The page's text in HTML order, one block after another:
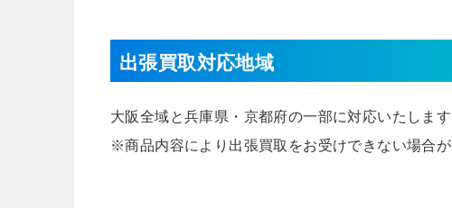
出張買取対応地域
大阪全域と兵庫県・京都府の一部に対応いたします
※商品内容により出張買取をお受けできない場合